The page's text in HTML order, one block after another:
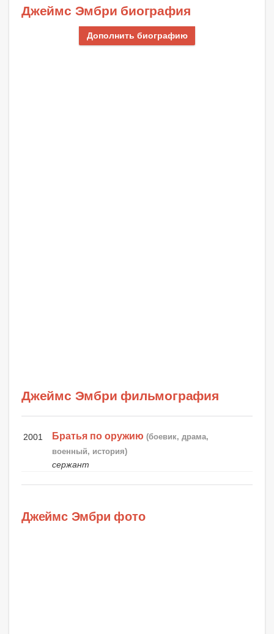
Джеймс Эмбри биография
Дополнить биографию
Джеймс Эмбри фильмография
2001 Братья по оружию (боевик, драма,
военный, история)
сержант
Джеймс Эмбри фото